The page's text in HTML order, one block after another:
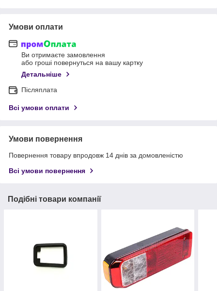
Умови оплати
Ви отримаєте замовлення
або гроші повернуться на вашу картку
Детальніше
Післяплата
Всі умови оплати
Умови повернення
Повернення товару впродовж 14 днів за домовленістю
Всі умови повернення
Подібні товари компанії